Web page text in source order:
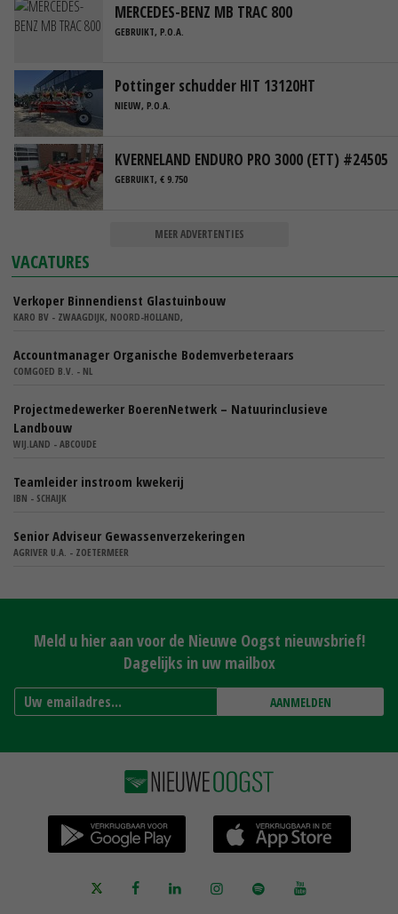
MERCEDES-BENZ MB TRAC 800
GEBRUIKT, P.O.A.
Pottinger schudder HIT 13120HT
NIEUW, P.O.A.
KVERNELAND ENDURO PRO 3000 (ETT) #24505
GEBRUIKT, € 9.750
MEER ADVERTENTIES
VACATURES
Verkoper Binnendienst Glastuinbouw
KARO BV - ZWAAGDIJK, NOORD-HOLLAND,
Accountmanager Organische Bodemverbeteraars
COMGOED B.V. - NL
Projectmedewerker BoerenNetwerk – Natuurinclusieve
Landbouw
WIJ.LAND - ABCOUDE
Teamleider instroom kwekerij
IBN - SCHAIJK
Senior Adviseur Gewassenverzekeringen
AGRIVER U.A. - ZOETERMEER
Meld u hier aan voor de Nieuwe Oogst nieuwsbrief!
Dagelijks in uw mailbox
AANMELDEN